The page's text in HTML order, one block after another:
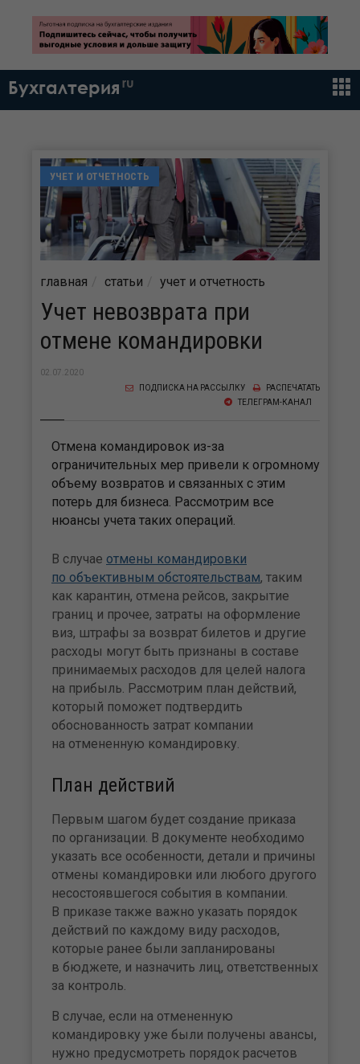
Бухгалтерия ru
УЧЕТ И ОТЧЕТНОСТЬ
главная статьи учет и отчетность
Учет невозврата при
отмене командировки
02.07.2020
РАСПЕЧАТАТЬ
ПОДПИСКА НА РАССЫЛКУ
ТЕЛЕГРАМ-КАНАЛ
Отмена командировок из-за
ограничительных мер привели к огромному
объему возвратов и связанных с этим
потерь для бизнеса. Рассмотрим все
нюансы учета таких операций.
В случае отмены командировки
по объективным обстоятельствам, таким
как карантин, отмена рейсов, закрытие
границ и прочее, затраты на оформление
виз, штрафы за возврат билетов и другие
расходы могут быть признаны в составе
принимаемых расходов для целей налога
на прибыль. Рассмотрим план действий,
который поможет подтвердить
обоснованность затрат компании
на отмененную командировку.
План действий
Первым шагом будет создание приказа
по организации. В документе необходимо
указать все особенности, детали и причины
отмены командировки или любого другого
несостоявшегося события в компании.
В приказе также важно указать порядок
действий по каждому виду расходов,
которые ранее были запланированы
в бюджете, и назначить лиц, ответственных
за контроль.
В случае, если на отмененную
командировку уже были получены авансы,
нужно предусмотреть порядок расчетов